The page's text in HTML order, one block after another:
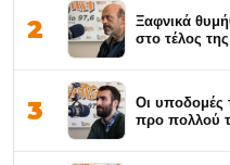
2
Ξαφνικά
στο τέλος
3
Οι υποδομές
προ πολλού